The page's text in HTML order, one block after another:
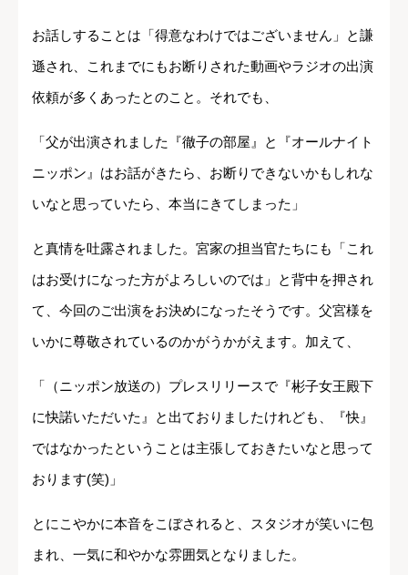
お話しすることは「得意なわけではございません」と謙
遜され、これまでにもお断りされた動画やラジオの出演
依頼が多くあったとのこと。それでも、
「父が出演されました『徹子の部屋』と『オールナイト
ニッポン』はお話がきたら、お断りできないかもしれな
いなと思っていたら、本当にきてしまった」
と真情を吐露されました。宮家の担当官たちにも「これ
はお受けになった方がよろしいのでは」と背中を押され
て、今回のご出演をお決めになったそうです。父宮様を
いかに尊敬されているのかがうかがえます。加えて、
「（ニッポン放送の）プレスリリースで『彬子女王殿下
に快諾いただいた』と出ておりましたけれども、『快』
ではなかったということは主張しておきたいなと思って
おります(笑)」
とにこやかに本音をこぼされると、スタジオが笑いに包
まれ、一気に和やかな雰囲気となりました。